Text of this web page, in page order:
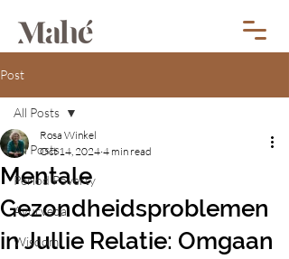
Post
All Posts
Period Poverty
Ayurveda
Wisdom
All Posts
Mentale
Gezondheidsproblemen
in Jullie Relatie: Omgaan
Rosa Winkel
Oct 14, 2024 4 min read